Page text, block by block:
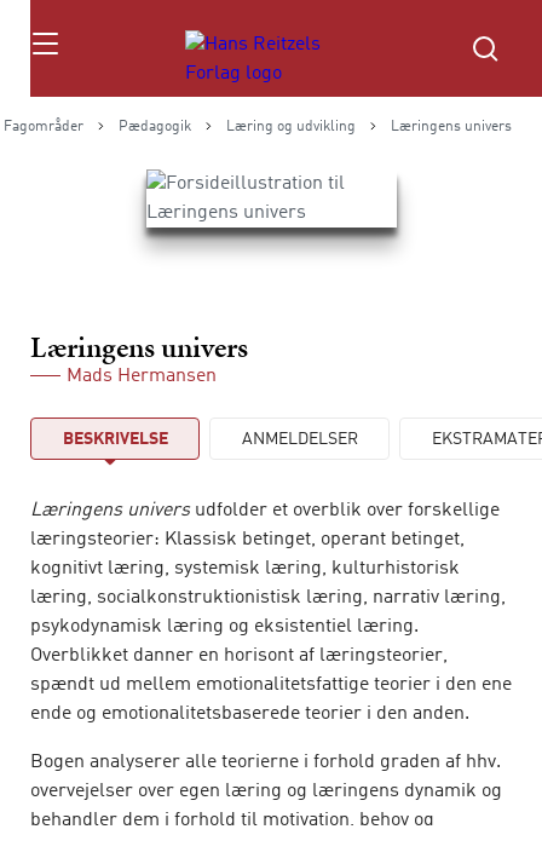
Søg
Fagområder Pædagogik Læring og udvikling Læringens univers
Læringens univers
Mads Hermansen
BESKRIVELSE ANMELDELSER
Læringens universudfolder et overblik over forskellige
læringsteorier: Klassisk betinget, operant betinget,
kognitivt læring, systemisk læring, kulturhistorisk
læring, socialkonstruktionistisk læring, narrativ læring,
psykodynamisk læring og eksistentiel læring.
Overblikket danner en horisont af læringsteorier,
spændt ud mellem emotionalitetsfattige teorier i den ene
ende og emotionalitetsbaserede teorier i den anden.
Bogen analyserer alle teorierne i forhold graden af hhv.
overvejelser over egen læring og læringens dynamik og
behandler dem i forhold til motivation, behov og